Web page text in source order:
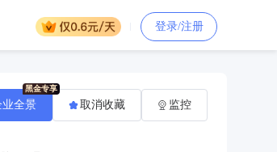
登录/注册
业全景 取消收藏 监控